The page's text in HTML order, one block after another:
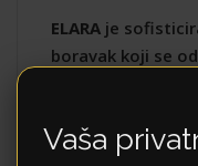
ELARA je
boravak koji se
i bijelog mat
Vaša